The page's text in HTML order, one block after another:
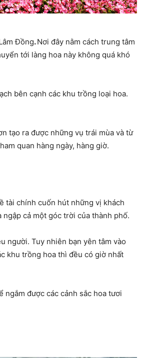
Đồng.Nơi đây nằm cách trung tâm
tới làng hoa này không quá khó
bên cạnh các khu trồng loại hoa.
tạo ra được những vụ trái mùa và từ
quan hàng ngày, hàng giờ.
tài chính cuốn hút những vị khách
cả một góc trời của thành phố.
người. Tuy nhiên bạn yên tâm vào
khu trồng hoa thì đều có giờ nhất
được các cảnh sắc hoa tươi